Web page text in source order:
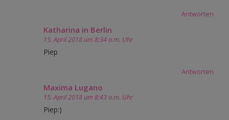
Antworten
Katharina in Berlin
15. April 2018 um 8:34 a.m. Uhr
Piep
Antworten
Maxima Lugano
15. April 2018 um 8:43 a.m. Uhr
Piep:)